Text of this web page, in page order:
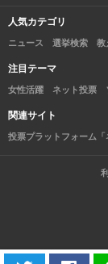
人気カテゴリ
ニュース 選挙検索 教
注目テーマ
女性活躍 ネット投票
関連サイト
投票プラットフォーム「